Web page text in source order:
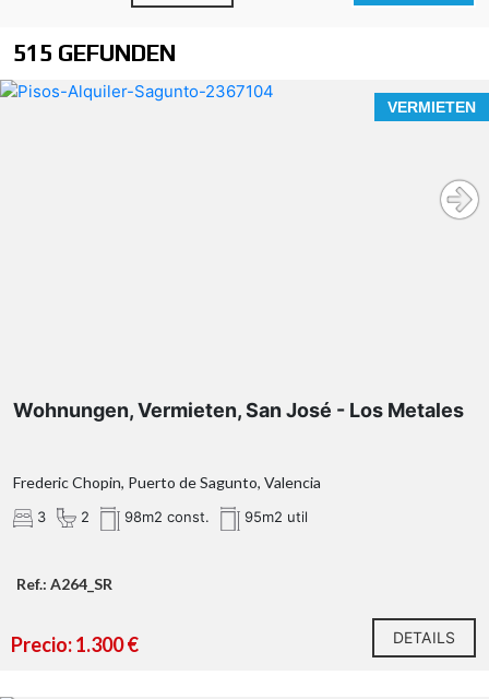
515 GEFUNDEN
VERMIETEN
Wohnungen, Vermieten, San José - Los Metales
Frederic Chopin, Puerto de Sagunto, Valencia
3 2 98m2 const. 95m2 util
Ref.: A264_SR
Precio: 1.300 € DETAILS